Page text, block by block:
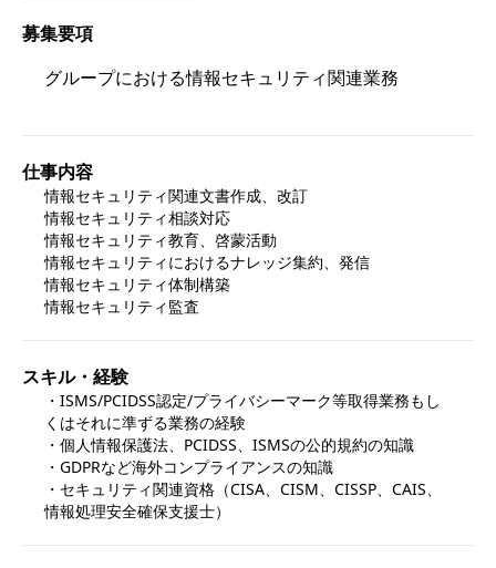
募集要項
グループにおける情報セキュリティ関連業務
仕事内容
情報セキュリティ関連文書作成、改訂
情報セキュリティ相談対応
情報セキュリティ教育、啓蒙活動
情報セキュリティにおけるナレッジ集約、発信
情報セキュリティ体制構築
情報セキュリティ監査
スキル・経験
・ISMS/PCIDSS認定/プライバシーマーク等取得業務もし
くはそれに準ずる業務の経験
・個人情報保護法、PCIDSS、ISMSの公的規約の知識
・GDPRなど海外コンプライアンスの知識
・セキュリティ関連資格（CISA、CISM、CISSP、CAIS、
情報処理安全確保支援士）